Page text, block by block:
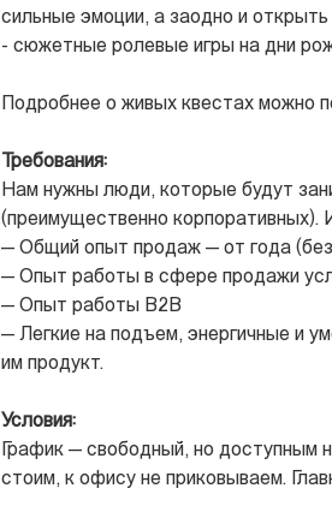
сильные эмоции, а заодно и
- сюжетные ролевые игры на дни
Подробнее о живых квестах можно
Требования:
Нам нужны люди, которые будут
(преимущественно корпоративных).
— Общий опыт продаж — от года
— Опыт работы в сфере продажи
— Опыт работы B2B
— Легкие на подъем, энергичные и
им продукт.
Условия:
График — свободный, но доступным
стоим, к офису не приковываем.